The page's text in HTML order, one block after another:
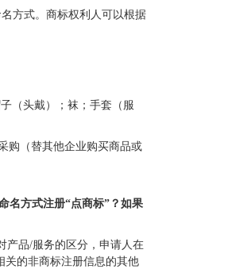
方式。商标权利人可以根据
（头戴）；袜；手套（服
购（替其他企业购买商品或
名方式注册“点商标”？如果
产品/服务的区分，申请人在
关的非商标注册信息的其他